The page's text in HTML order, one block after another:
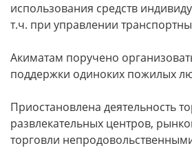
использования средств
т.ч. при управлении
Акиматам поручено
поддержки одиноких пожилых
Приостановлена деятельность
развлекательных центров,
торговли